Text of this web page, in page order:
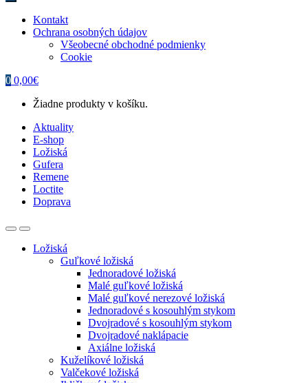
Kontakt
Ochrana osobných údajov
Všeobecné obchodné podmienky
Cookie
0 0,00€
Žiadne produkty v košíku.
Aktuality
E-shop
Ložiská
Gufera
Remene
Loctite
Doprava
Ložiská
Guľkové ložiská
Jednoradové ložiská
Malé guľkové ložiská
Malé guľkové nerezové ložiská
Jednoradové s kosouhlým stykom
Dvojradové s kosouhlým stykom
Dvojradové naklápacie
Axiálne ložiská
Kuželíkové ložiská
Valčekové ložiská